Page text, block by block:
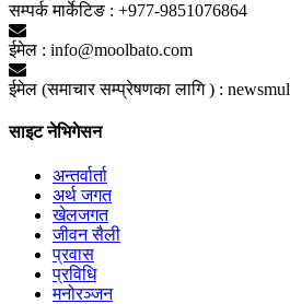
सम्पर्क मार्केटिङ : +977-9851076864
ईमेल : info@moolbato.com
ईमेल (समाचार सम्प्रेषणका लागि ) :
साइट नेभिगेसन
अन्तर्वार्ता
अर्थ जगत
खेलजगत
जीवन सैली
प्रवास
प्रविधि
मनोरञ्जन